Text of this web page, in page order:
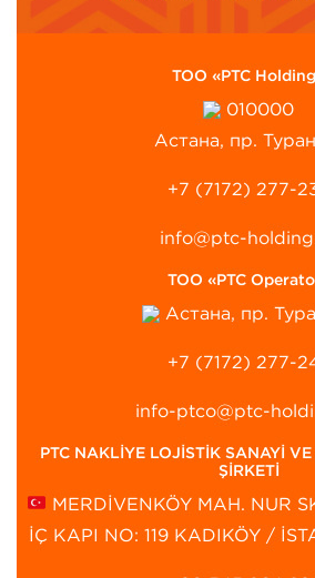
ТОО «PTC
010000
Астана, пр.
+7 (7172) 277-
info@ptc-
ТОО «PTC
Астана, пр.
+7 (7172) 277-
info-ptco@ptc-
PTC NAKLİYE LOJİSTİK SANAYİ
ŞİRKETİ
MERDİVENKÖY MAH. NUR
İÇ KAPI NO: 119 KADIKÖY /